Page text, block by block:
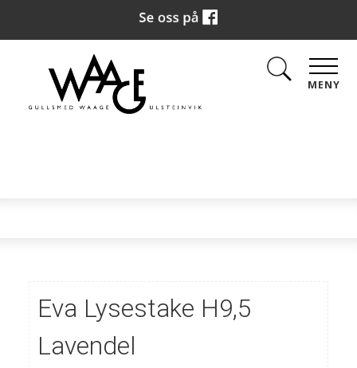
MENY
Eva Lysestake H9,5
Lavendel